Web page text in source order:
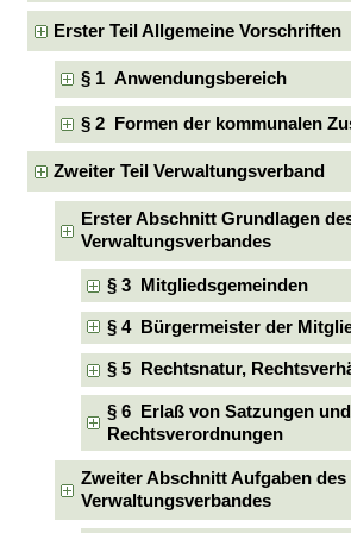
Erster Teil Allgemeine Vorschriften
§ 1 Anwendungsbereich
§ 2 Formen der kommunalen
Zweiter Teil Verwaltungsverband
Erster Abschnitt Grundlagen
Verwaltungsverbandes
§ 3 Mitgliedsgemeinden
§ 4 Bürgermeister der
§ 5 Rechtsnatur,
§ 6 Erlaß von Satzungen und
Rechtsverordnungen
Zweiter Abschnitt Aufgaben des
Verwaltungsverbandes